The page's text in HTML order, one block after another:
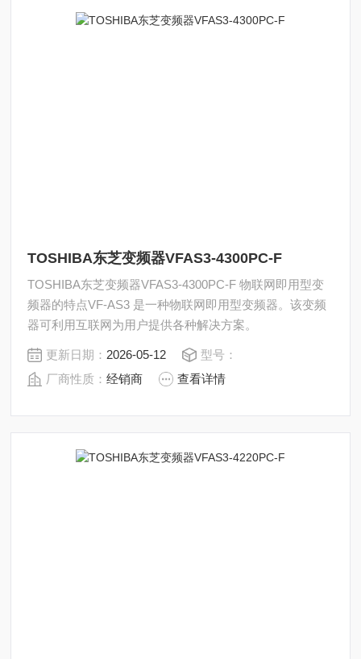
TOSHIBA东芝变频器VFAS3-4300PC-F
TOSHIBA东芝变频器VFAS3-4300PC-F 物联网即用型变
频器的特点VF-AS3 是一种物联网即用型变频器。该变频
器可利用互联网为用户提供各种解决方案。
更新日期： 2026-05-12
型号：
厂商性质：经销商 查看详情